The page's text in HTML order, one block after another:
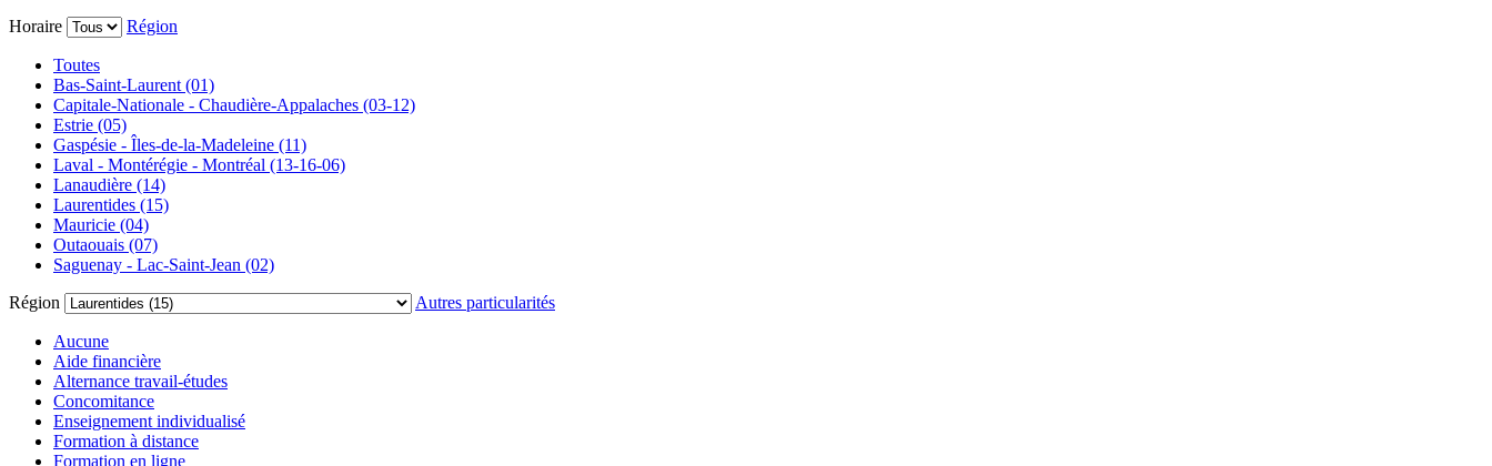
Horaire
Région
Toutes
Bas-Saint-Laurent (01)
Capitale-Nationale - Chaudière-Appalaches (03-12)
Estrie (05)
Gaspésie - Îles-de-la-Madeleine (11)
Laval - Montérégie - Montréal (13-16-06)
Lanaudière (14)
Laurentides (15)
Mauricie (04)
Outaouais (07)
Saguenay - Lac-Saint-Jean (02)
Région
Autres particularités
Aucune
Aide financière
Alternance travail-études
Concomitance
Enseignement individualisé
Formation à distance
Formation en ligne